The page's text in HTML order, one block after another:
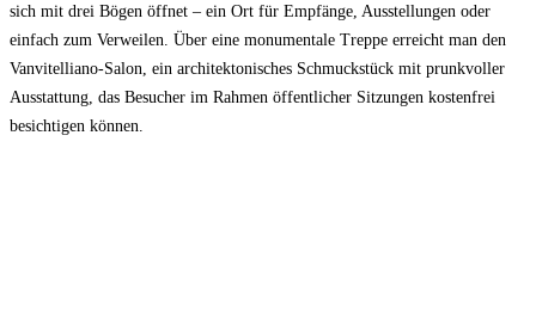
sich mit drei Bögen öffnet – ein Ort für Empfänge, Ausstellungen oder
einfach zum Verweilen. Über eine monumentale Treppe erreicht man den
Vanvitelliano-Salon, ein architektonisches Schmuckstück mit prunkvoller
Ausstattung, das Besucher im Rahmen öffentlicher Sitzungen kostenfrei
besichtigen können.